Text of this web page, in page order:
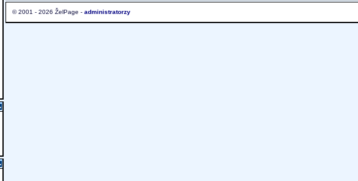
© 2001 - 2026 ŽelPage - administratorzy